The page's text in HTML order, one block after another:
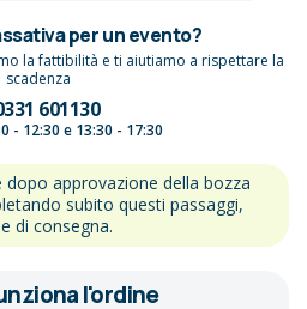
per un evento?
la fattibilità e ti aiutiamo a rispettare la
scadenza
601130
- 12:30 e 13:30 - 17:30
approvazione della bozza
subito questi passaggi,
di consegna.
l'ordine